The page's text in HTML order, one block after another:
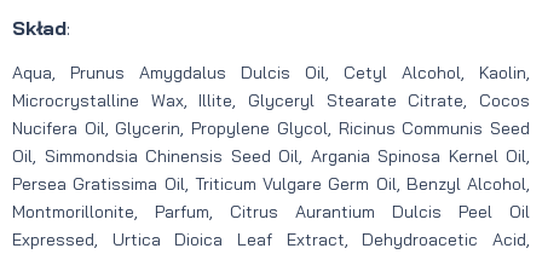
Skład:
Aqua, Prunus Amygdalus Dulcis Oil, Cetyl Alcohol, Kaolin,
Microcrystalline Wax, Illite, Glyceryl Stearate Citrate, Cocos
Nucifera Oil, Glycerin, Propylene Glycol, Ricinus Communis Seed
Oil, Simmondsia Chinensis Seed Oil, Argania Spinosa Kernel Oil,
Persea Gratissima Oil, Triticum Vulgare Germ Oil, Benzyl Alcohol,
Montmorillonite, Parfum, Citrus Aurantium Dulcis Peel Oil
Expressed, Urtica Dioica Leaf Extract, Dehydroacetic Acid,